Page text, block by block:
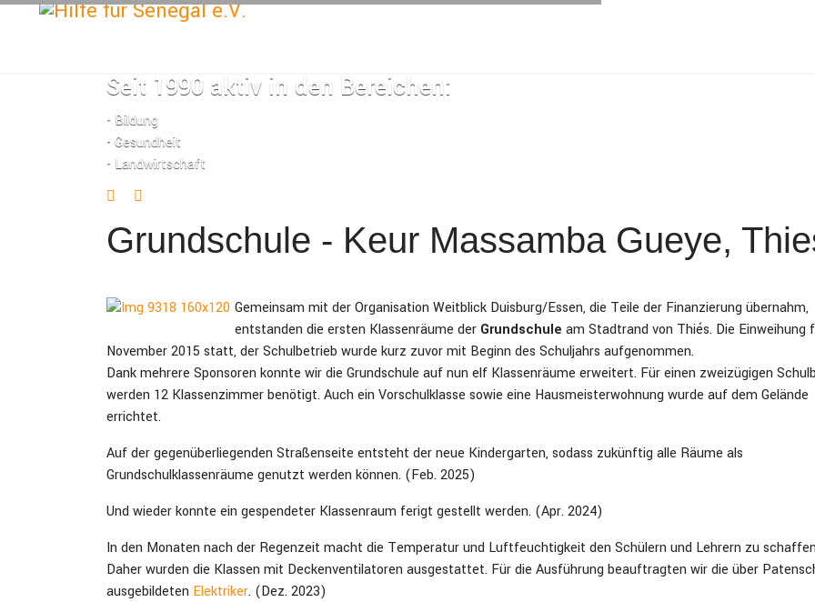
Seit 1990 aktiv in den Bereichen:
- Bildung
- Gesundheit
- Landwirtschaft
Grundschule - Keur Massamba Gueye,
Gemeinsam mit der Organisation Weitblick Duisburg/Essen, die Teile der Finanzierung übernahm,
entstanden die ersten Klassenräume der Grundschule am Stadtrand von Thiés. Die Einweihung
November 2015 statt, der Schulbetrieb wurde kurz zuvor mit Beginn des Schuljahrs aufgenommen.
Dank mehrere Sponsoren konnte wir die Grundschule auf nun elf Klassenräume erweitert. Für einen zweizügigen
werden 12 Klassenzimmer benötigt. Auch ein Vorschulklasse sowie eine Hausmeisterwohnung wurde auf dem Gelände
errichtet.
Auf der gegenüberliegenden Straßenseite entsteht der neue Kindergarten, sodass zukünftig alle Räume als
Grundschulklassenräume genutzt werden können. (Feb. 2025)
Und wieder konnte ein gespendeter Klassenraum ferigt gestellt werden. (Apr. 2024)
In den Monaten nach der Regenzeit macht die Temperatur und Luftfeuchtigkeit den Schülern und Lehrern zu
Daher wurden die Klassen mit Deckenventilatoren ausgestattet. Für die Ausführung beauftragten wir die über
ausgebildeten Elektriker. (Dez. 2023)